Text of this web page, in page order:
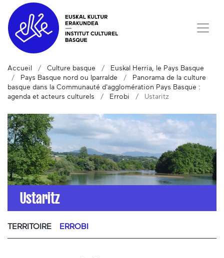
Accueil Culture basque
Euskal Herria, le Pays Basque
Pays Basque nord ou Iparralde
Panorama de la culture
basque dans la Communauté d'agglomération Pays Basque :
agenda et acteurs culturels
Errobi Ustaritz
Ustaritz
TERRITOIRE ERROBI